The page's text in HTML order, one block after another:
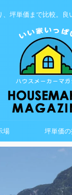
坪単価まで比較。良
場 坪単価